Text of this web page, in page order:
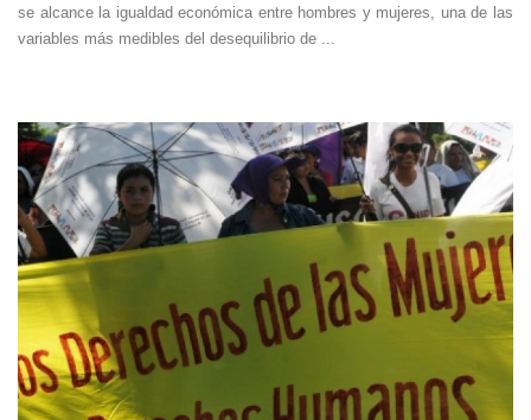
se alcance la igualdad económica entre hombres y mujeres, una de las
variables más medibles del desequilibrio de ...